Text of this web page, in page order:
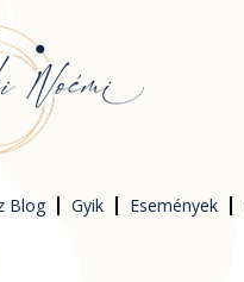
Blog Gyik Események